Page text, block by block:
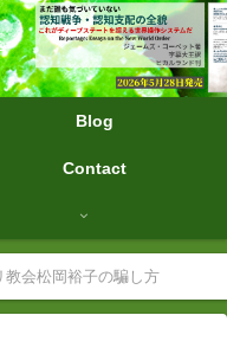
Blog
Contact
会松岡裕子の騙し方